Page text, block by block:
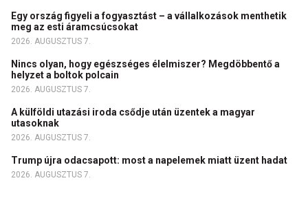
Egy ország figyeli a fogyasztást – a vállalkozások menthetik
meg az esti áramcsúcsokat
2026. AUGUSZTUS 7.
Nincs olyan, hogy egészséges élelmiszer? Megdöbbentő a
helyzet a boltok polcain
2026. AUGUSZTUS 7.
A külföldi utazási iroda csődje után üzentek a magyar
utasoknak
2026. AUGUSZTUS 7.
Trump újra odacsapott: most a napelemek miatt üzent hadat
2026. AUGUSZTUS 7.